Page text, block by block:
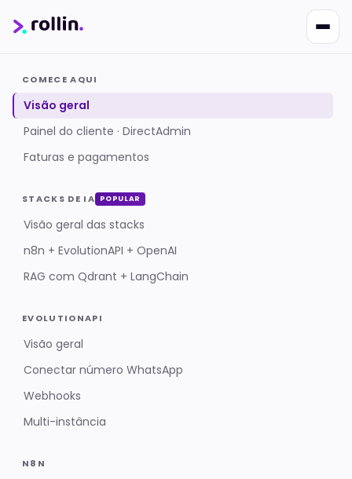
COMECE AQUI
Visão geral
Painel do cliente · DirectAdmin
Faturas e pagamentos
STACKS DE IA POPULAR
Visão geral das stacks
n8n + EvolutionAPI + OpenAI
RAG com Qdrant + LangChain
EVOLUTIONAPI
Visão geral
Conectar número WhatsApp
Webhooks
Multi-instância
N8N
Responde em ~2s · Atendimento 24/7